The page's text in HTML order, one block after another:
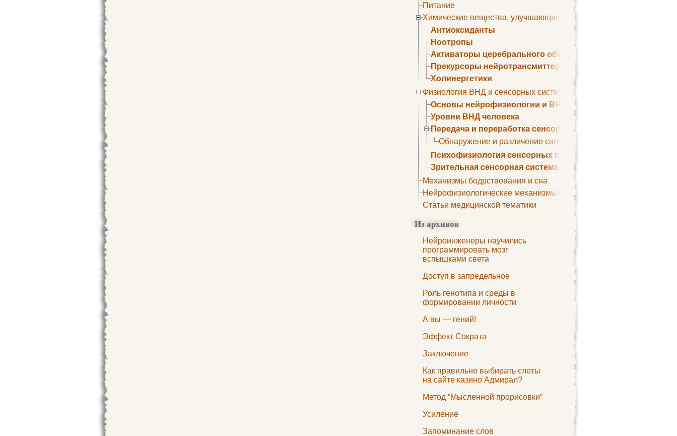
Питание
Химические вещества, улучшающие умственные способности
Антиоксиданты
Ноотропы
Активаторы церебрального обмена веществ
Прекурсоры нейротрансмиттеров
Холинергетики
Физиология ВНД и сенсорных систем
Основы нейрофизиологии и ВНД
Уровни ВНД человека
Передача и переработка сенсорных сигналов
Обнаружение и различение сигналов. Сенсорная рецепция
Психофизиология сенсорных процессов
Зрительная сенсорная система
Механизмы бодрствования и сна
Нейрофизиологические механизмы сна
Статьи медицинской тематики
Из архивов
Нейроинженеры научились
программировать мозг
вспышками света
Доступ в запредельное
Роль генотипа и среды в
формировании личности
А вы — гений!
Эффект Сократа
Заключение
Как правильно выбирать слоты
на сайте казино Адмирал?
Метод “Мысленной прорисовки”
Усиление
Запоминание слов